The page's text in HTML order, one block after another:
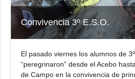
Convivencia 3º E.S.O.
El pasado viernes los alumnos de 3º
“peregrinaron” desde el Acebo
de Campo en la convivencia de